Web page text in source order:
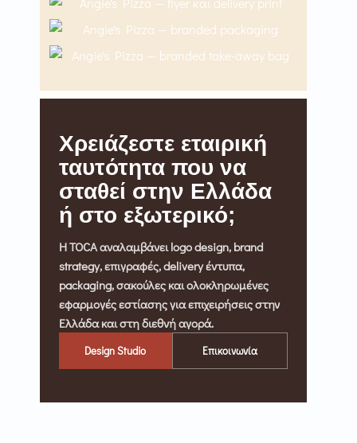
Χρειάζεστε εταιρική
ταυτότητα που να
σταθεί στην Ελλάδα
ή στο εξωτερικό;
Η TOCA αναλαμβάνει logo design, brand
strategy, επιγραφές, delivery έντυπα,
packaging, σακούλες και ολοκληρωμένες
εφαρμογές εστίασης για επιχειρήσεις στην
Ελλάδα και στη διεθνή αγορά.
Design Studio Επικοινωνία